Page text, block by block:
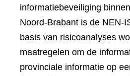
informatiebeveiliging
Noord-Brabant is de NEN-
basis van risicoanalyses
maatregelen om de
provinciale informatie op